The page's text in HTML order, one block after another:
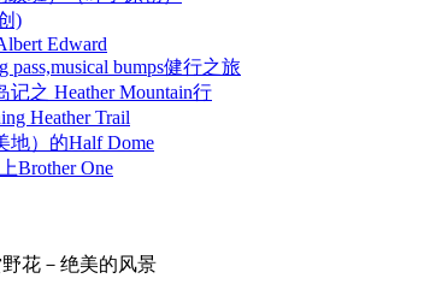
)
Edward
bumps健行之旅
之 Heather Mountain行
Heather Trail
地）的Half Dome
Brother One
花－绝美的风景